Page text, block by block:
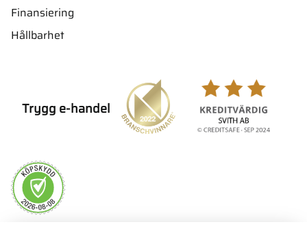
Finansiering
Hållbarhet
Trygg e-handel